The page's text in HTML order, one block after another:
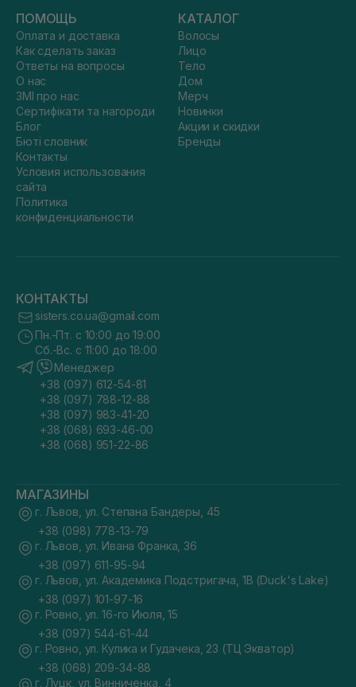
ПОМОЩЬ
Оплата и доставка
Как сделать заказ
Ответы на вопросы
О нас
ЗМІ про нас
Сертифікати та нагороди
Блог
Бюті словник
Контакты
Условия использования
сайта
Политика
конфиденциальности
КАТАЛОГ
Волосы
Лицо
Тело
Дом
Мерч
Новинки
Акции и скидки
Бренды
КОНТАКТЫ
sisters.co.ua@gmail.com
Пн.-Пт. с 10:00 до 19:00
Сб.-Вс. с 11:00 до 18:00
Менеджер
+38 (097) 612-54-81
+38 (097) 788-12-88
+38 (097) 983-41-20
+38 (068) 693-46-00
+38 (068) 951-22-86
МАГАЗИНЫ
г. Львов, ул. Степана Бандеры, 45
+38 (098) 778-13-79
г. Львов, ул. Ивана Франка, 36
+38 (097) 611-95-94
г. Львов, ул. Академика Подстригача, 1В (Duck's Lake)
+38 (097) 101-97-16
г. Ровно, ул. 16-го Июля, 15
+38 (097) 544-61-44
г. Ровно, ул. Кулика и Гудачека, 23 (ТЦ Экватор)
+38 (068) 209-34-88
г. Луцк, ул. Винниченка, 4